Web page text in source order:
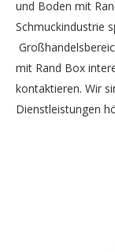
und Boden mit
Schmuckindustrie
mit Rand Box
kontaktieren. Wir
Dienstleistungen